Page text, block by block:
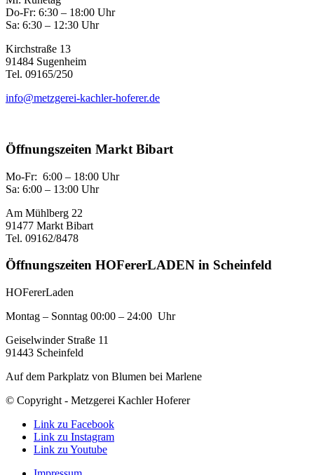
Do-Fr: 6:30 – 18:00 Uhr
Sa: 6:30 – 12:30 Uhr
Kirchstraße 13
91484 Sugenheim
Tel. 09165/250
info@metzgerei-kachler-hoferer.de
Öffnungszeiten Markt Bibart
Mo-Fr: 6:00 – 18:00 Uhr
Sa: 6:00 – 13:00 Uhr
Am Mühlberg 22
91477 Markt Bibart
Tel. 09162/8478
Öffnungszeiten HOFererLADEN in Scheinfeld
HOFererLaden
Montag – Sonntag 00:00 – 24:00 Uhr
Geiselwinder Straße 11
91443 Scheinfeld
Auf dem Parkplatz von Blumen bei Marlene
© Copyright - Metzgerei Kachler Hoferer
Link zu Facebook
Link zu Instagram
Link zu Youtube